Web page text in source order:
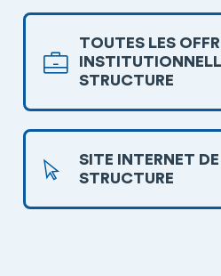
TOUTES LES
STRUCTURE
SITE INTERNET
STRUCTURE